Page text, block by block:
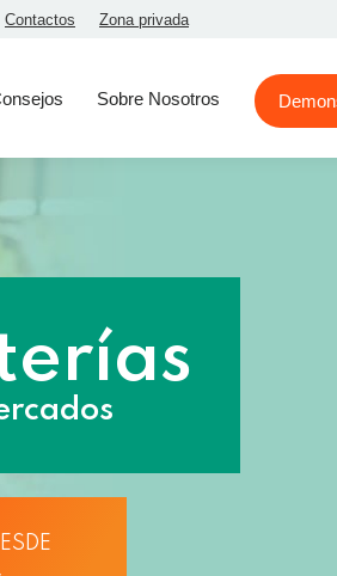
Contactos Zona privada
Sobre Nosotros